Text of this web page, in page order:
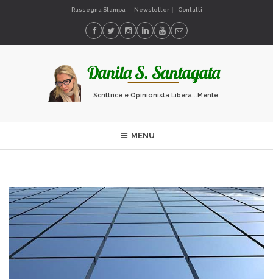
Rassegna Stampa Newsletter Contatti
Scrittrice e Opinionista Libera...Mente
MENU